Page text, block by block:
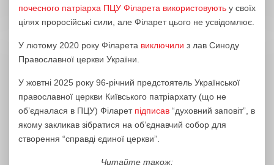
почесного патріарха ПЦУ Філарета використовують у своїх
цілях проросійські сили, але Філарет цього не усвідомлює.
У лютому 2020 року Філарета виключили з лав Синоду
Православної церкви України.
У жовтні 2025 року 96-річний предстоятель Української
православної церкви Київського патріархату (що не
об’єдналася в ПЦУ) Філарет підписав “духовний заповіт”, в
якому закликав зібратися на об’єднавчий собор для
створення “справді єдиної церкви”.
Читайте також: